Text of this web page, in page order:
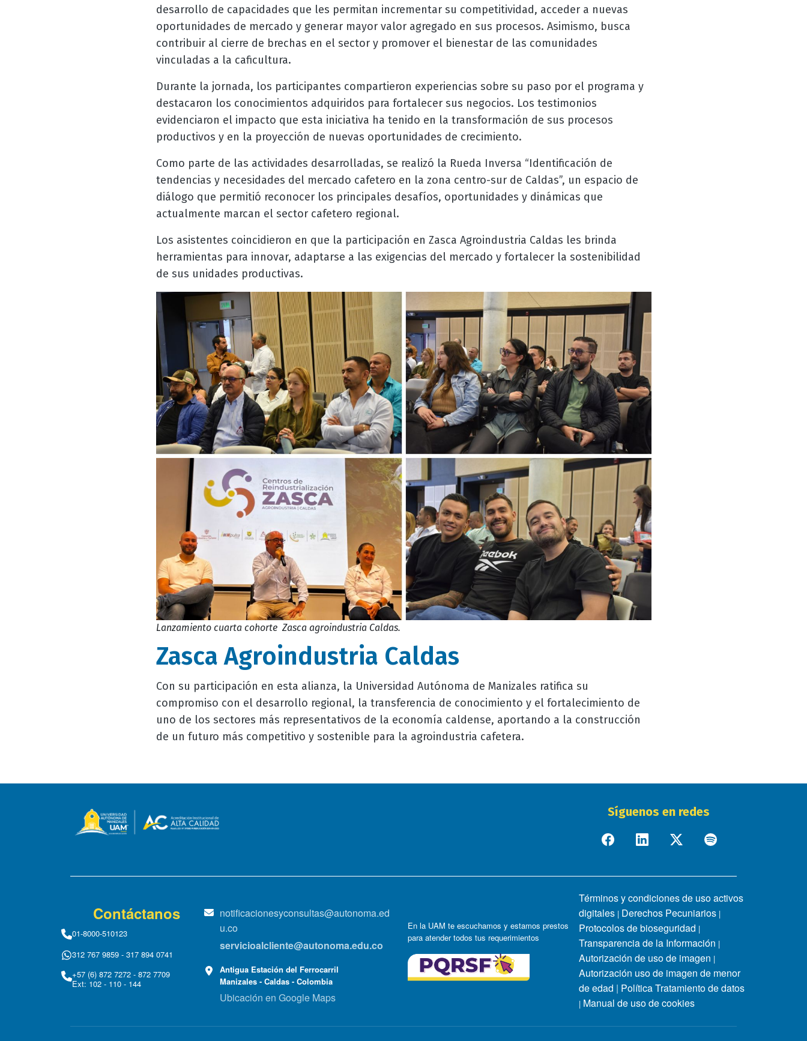
desarrollo de capacidades que les permitan incrementar su competitividad, acceder a nuevas
oportunidades de mercado y generar mayor valor agregado en sus procesos. Asimismo, busca
contribuir al cierre de brechas en el sector y promover el bienestar de las comunidades
vinculadas a la caficultura.
Durante la jornada, los participantes compartieron experiencias sobre su paso por el programa y
destacaron los conocimientos adquiridos para fortalecer sus negocios. Los testimonios
evidenciaron el impacto que esta iniciativa ha tenido en la transformación de sus procesos
productivos y en la proyección de nuevas oportunidades de crecimiento.
Como parte de las actividades desarrolladas, se realizó la Rueda Inversa “Identificación de
tendencias y necesidades del mercado cafetero en la zona centro-sur de Caldas”, un espacio de
diálogo que permitió reconocer los principales desafíos, oportunidades y dinámicas que
actualmente marcan el sector cafetero regional.
Los asistentes coincidieron en que la participación en Zasca Agroindustria Caldas les brinda
herramientas para innovar, adaptarse a las exigencias del mercado y fortalecer la sostenibilidad
de sus unidades productivas.
Lanzamiento cuarta cohorte Zasca agroindustria Caldas.
Zasca Agroindustria Caldas
Con su participación en esta alianza, la Universidad Autónoma de Manizales ratifica su
compromiso con el desarrollo regional, la transferencia de conocimiento y el fortalecimiento de
uno de los sectores más representativos de la economía caldense, aportando a la construcción
de un futuro más competitivo y sostenible para la agroindustria cafetera.
Síguenos en redes
Contáctanos
01-8000-510123
312 767 9859 - 317 894 0741
+57 (6) 872 7272 - 872 7709
Ext: 102 - 110 - 144
notificacionesyconsultas@autonoma.ed
u.co
servicioalcliente@autonoma.edu.co
Antigua Estación del Ferrocarril
Manizales - Caldas - Colombia
Ubicación en Google Maps
En la UAM te escuchamos y estamos prestos
para atender todos tus requerimientos
Términos y condiciones de uso activos
digitales | Derechos Pecuniarios |
Protocolos de bioseguridad |
Transparencia de la Información |
Autorización de uso de imagen |
Autorización uso de imagen de menor
de edad | Política Tratamiento de datos
| Manual de uso de cookies